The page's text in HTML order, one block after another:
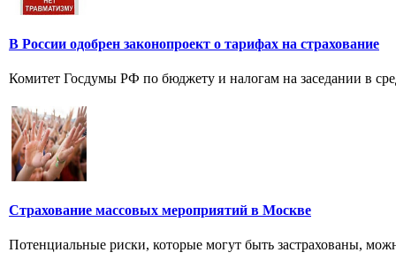
В России одобрен законопроект о тарифах на страхование
Комитет Госдумы РФ по бюджету и налогам на заседании в
Страхование массовых мероприятий в Москве
Потенциальные риски, которые могут быть застрахованы,